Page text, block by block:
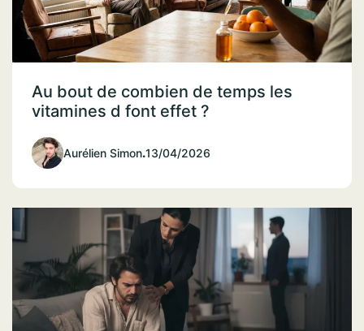
Au bout de combien de temps les
vitamines d font effet ?
Aurélien Simon.13/04/2026